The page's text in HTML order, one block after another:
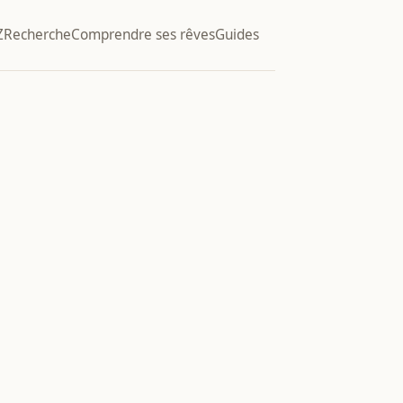
RechercheComprendre ses rêvesGuides